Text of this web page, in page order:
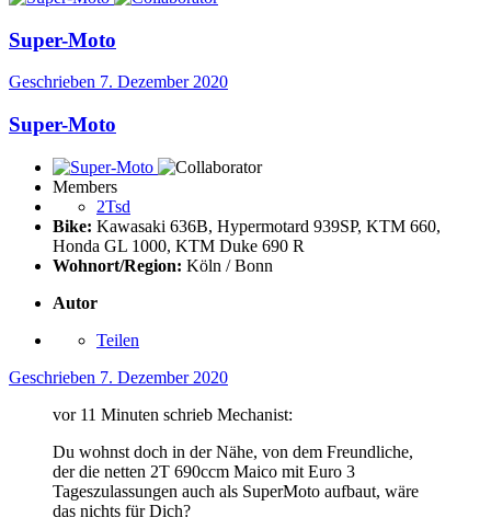
Super-Moto
Geschrieben 7. Dezember 2020
Super-Moto
Members
2Tsd
Bike: Kawasaki 636B, Hypermotard 939SP, KTM 660,
Honda GL 1000, KTM Duke 690 R
Wohnort/Region: Köln / Bonn
Autor
Teilen
Geschrieben 7. Dezember 2020
vor 11 Minuten schrieb Mechanist:
Du wohnst doch in der Nähe, von dem Freundliche,
der die netten 2T 690ccm Maico mit Euro 3
Tageszulassungen auch als SuperMoto aufbaut, wäre
das nichts für Dich?